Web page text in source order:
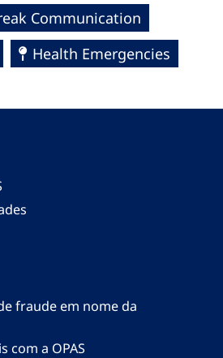
Communication
Health Emergencies
fraude em nome da
com a OPAS